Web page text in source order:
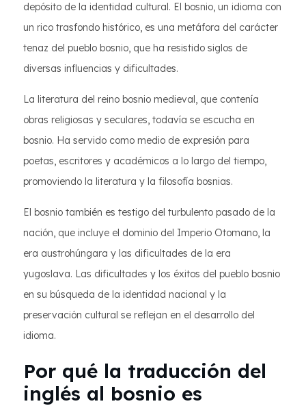
depósito de la identidad cultural. El bosnio, un idioma con
un rico trasfondo histórico, es una metáfora del carácter
tenaz del pueblo bosnio, que ha resistido siglos de
diversas influencias y dificultades.
La literatura del reino bosnio medieval, que contenía
obras religiosas y seculares, todavía se escucha en
bosnio. Ha servido como medio de expresión para
poetas, escritores y académicos a lo largo del tiempo,
promoviendo la literatura y la filosofía bosnias.
El bosnio también es testigo del turbulento pasado de la
nación, que incluye el dominio del Imperio Otomano, la
era austrohúngara y las dificultades de la era
yugoslava. Las dificultades y los éxitos del pueblo bosnio
en su búsqueda de la identidad nacional y la
preservación cultural se reflejan en el desarrollo del
idioma.
Por qué la traducción del
inglés al bosnio es